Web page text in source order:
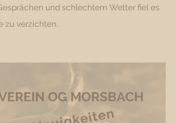
und schlechtem Wetter fiel es
zu verzichten.